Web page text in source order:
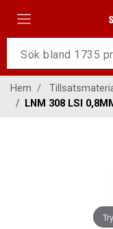
Slangpaket
Hem
LNM 308 LSI